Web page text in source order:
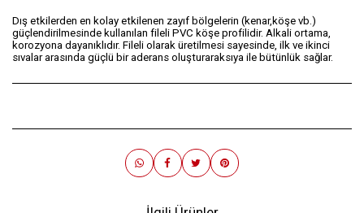
Dış etkilerden en kolay etkilenen zayıf bölgelerin (kenar,köşe vb.)
güçlendirilmesinde kullanılan fileli PVC köşe profilidir. Alkali ortama,
korozyona dayanıklıdır. Fileli olarak üretilmesi sayesinde, ilk ve ikinci
sıvalar arasında güçlü bir aderans oluşturaraksıya ile bütünlük sağlar.